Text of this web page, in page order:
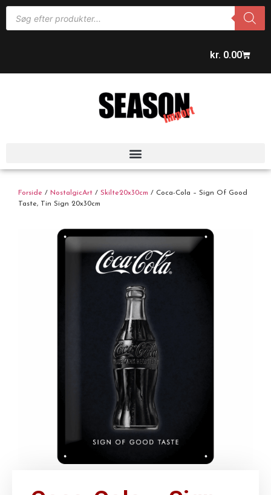
kr. 0.00
Forside / NostalgicArt / Skilte20x30cm / Coca-Cola – Sign Of Good
Taste, Tin Sign 20x30cm